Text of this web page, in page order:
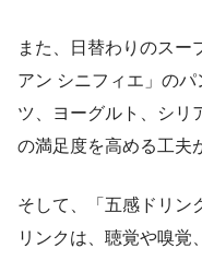
また、日替わりのスー
アン シニフィエ」の
ツ、ヨーグルト、シリ
の満足度を高める工夫
そして、「五感ドリン
リンクは、聴覚や嗅覚